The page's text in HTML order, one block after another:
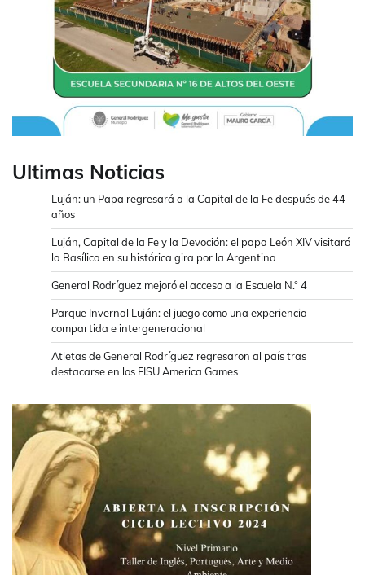
Ultimas Noticias
Luján: un Papa regresará a la Capital de la Fe después de 44
años
Luján, Capital de la Fe y la Devoción: el papa León XIV visitará
la Basílica en su histórica gira por la Argentina
General Rodríguez mejoró el acceso a la Escuela N.° 4
Parque Invernal Luján: el juego como una experiencia
compartida e intergeneracional
Atletas de General Rodríguez regresaron al país tras
destacarse en los FISU America Games